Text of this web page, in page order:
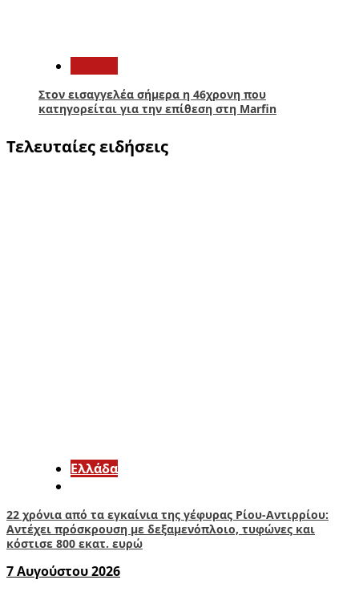
Στον εισαγγελέα σήμερα η 46χρονη που
κατηγορείται για την επίθεση στη Marfin
Τελευταίες ειδήσεις
Ελλάδα
22 χρόνια από τα εγκαίνια της γέφυρας Ρίου-Αντιρρίου:
Αντέχει πρόσκρουση με δεξαμενόπλοιο, τυφώνες και
κόστισε 800 εκατ. ευρώ
7 Αυγούστου 2026